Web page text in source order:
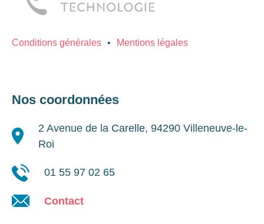
Conditions générales Mentions légales
Nos coordonnées
2 Avenue de la Carelle, 94290 Villeneuve-le-
Roi
01 55 97 02 65
Contact